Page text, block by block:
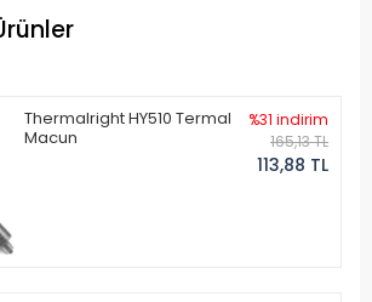
Thermalright HY510 Termal
Macun
%31 indirim
165,13 TL
113,88 TL